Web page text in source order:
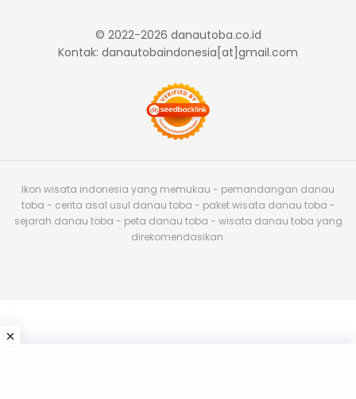
© 2022-2026 danautoba.co.id
Kontak: danautobaindonesia[at]gmail.com
Ikon wisata indonesia yang memukau - pemandangan danau
toba - cerita asal usul danau toba - paket wisata danau toba -
sejarah danau toba - peta danau toba - wisata danau toba yang
direkomendasikan.